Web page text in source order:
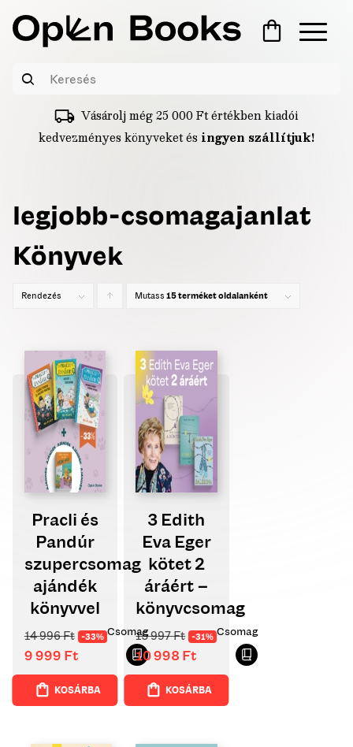
Vásárolj még25 000Ftértékben kiadói
kedvezményes könyveket és ingyen szállítjuk!
legjobb-csomagajanlat
Könyvek
Rendezés Click
products
ascending
Mutass 15 terméket oldalanként
Pracli és
Pandúr
szupercsomag
ajándék
könyvvel
14 996Ft -33%
9 999 Ft
Csomag
KOSÁRBA
3 Edith
Eva Eger
kötet 2
áráért –
könyvcsomag
15 997Ft -31%
10 998 Ft
Csomag
KOSÁRBA